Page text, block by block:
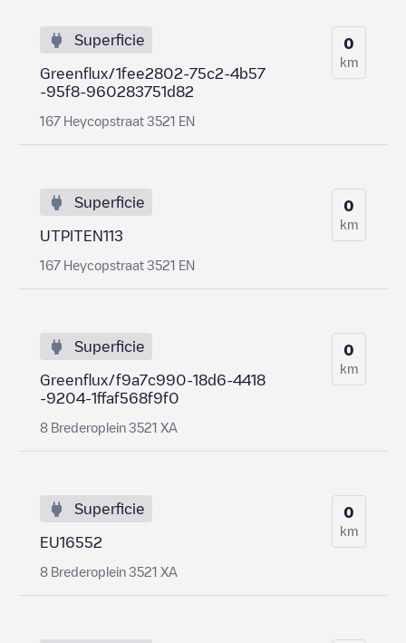
Superficie
Greenflux/1fee2802-75c2-4b57
-95f8-960283751d82
167 Heycopstraat 3521 EN
0
km
Superficie
UTPITEN113
167 Heycopstraat 3521 EN
0
km
Superficie
Greenflux/f9a7c990-18d6-4418
-9204-1ffaf568f9f0
8 Brederoplein 3521 XA
0
km
Superficie
EU16552
8 Brederoplein 3521 XA
0
km